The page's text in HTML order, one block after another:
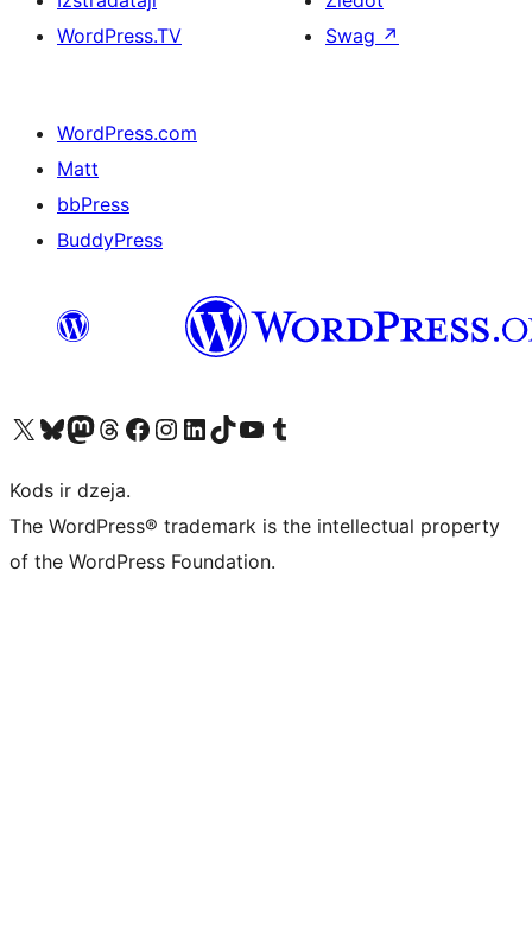
WordPress.TV
Swag ↗
WordPress.com
Matt
bbPress
BuddyPress
Apmeklējiet mūsu X (agrāk Twitter) kontu
Apmeklējiet mūsu Bluesky kontu
Apmeklējiet mūsu Mastodon kontu
Apmeklējiet mūsu Threads kontu
Apmeklējiet mūsu Facebook lapuApmeklējiet mūsu Instagram kontu
Apmeklējiet mūsu LinkedIn kontu
Apmeklējiet mūsu TikTok kontu
Apmeklējiet mūsu YouTube kanālu
Apmeklējiet mūsu Tumblr kontu
Kods ir dzeja.
The WordPress® trademark is the intellectual property
of the WordPress Foundation.